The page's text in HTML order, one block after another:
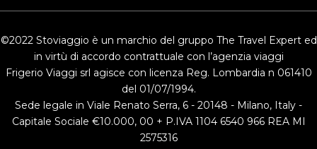
©2022 Stoviaggio è un marchio del gruppo The Travel Expert ed
in virtù di accordo contrattuale con l’agenzia viaggi
Frigerio Viaggi srl agisce con licenza Reg. Lombardia n 061410
del 01/07/1994.
Sede legale in Viale Renato Serra, 6 - 20148 - Milano, Italy -
Capitale Sociale €10.000, 00 + P.IVA 1104 6540 966 REA MI
2575316